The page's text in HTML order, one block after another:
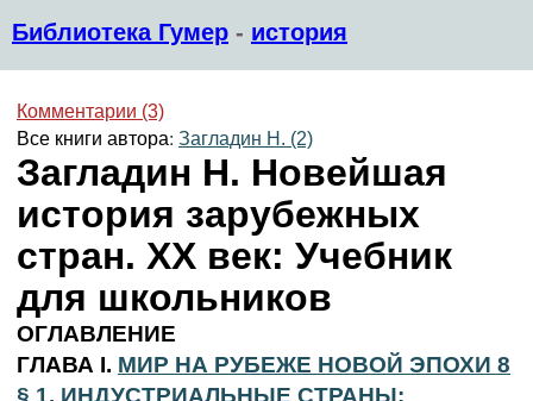
Библиотека Гумер - история
Комментарии (3)
Все книги автора: Загладин Н. (2)
Загладин Н. Новейшая
история зарубежных
стран. XX век: Учебник
для школьников
ОГЛАВЛЕНИЕ
ГЛАВА I. МИР НА РУБЕЖЕ НОВОЙ ЭПОХИ 8
§ 1. ИНДУСТРИАЛЬНЫЕ СТРАНЫ: